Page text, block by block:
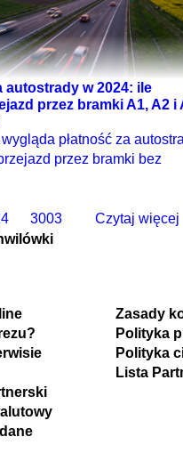
autostrady w 2024: ile
przez bramki A1, A2 i
płatność za
przez bramki bez
3003 Czytaj więcej
Zasady
Polityka
Polityka
Lista